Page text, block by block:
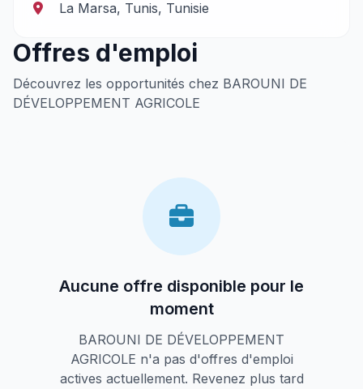
La Marsa, Tunis, Tunisie
Offres d'emploi
Découvrez les opportunités chez BAROUNI DE
DÉVELOPPEMENT AGRICOLE
Aucune offre disponible pour le
moment
BAROUNI DE DÉVELOPPEMENT
AGRICOLE n'a pas d'offres d'emploi
actives actuellement. Revenez plus tard